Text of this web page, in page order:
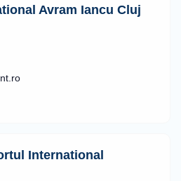
Avram Iancu Cluj
International